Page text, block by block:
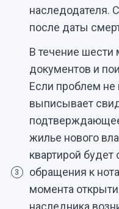
наследодателя.
после даты
3
В течение шести
документов и
Если проблем не
выписывает
жилье нового
квартирой будет
обращения к
момента
наследника